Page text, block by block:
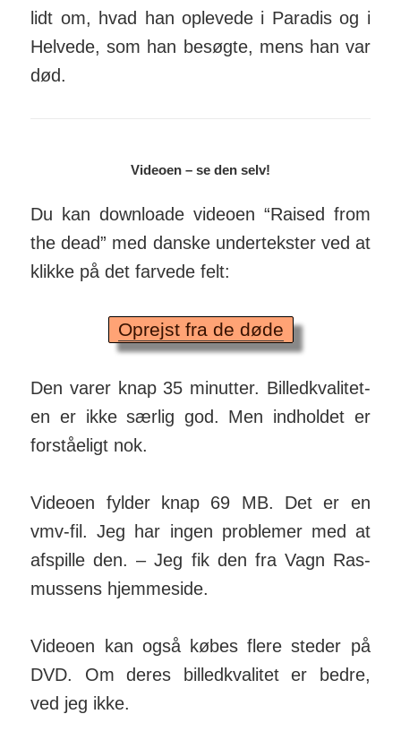
lidt om, hvad han oplevede i Paradis og i
Helvede, som han besøgte, mens han var
død.
Videoen – se den selv!
Du kan downloade videoen “Raised from
the dead” med danske under­tekst­er ved at
klikke på det farvede felt:
Oprejst fra de døde
Den varer knap 35 minutter. Billed­kva­li­tet­
en er ikke særlig god. Men indholdet er
forståeligt nok.
Videoen fylder knap 69 MB. Det er en
vmv-fil. Jeg har ingen problemer med at
afspille den. – Jeg fik den fra Vagn Ras­
mus­sens hjemmeside.
Videoen kan også købes flere steder på
DVD. Om deres billed­kva­li­tet er bedre,
ved jeg ikke.